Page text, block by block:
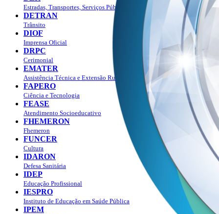
Estradas, Transportes, Serviços Públicos
DETRAN
Trânsito
DIOF
Imprensa Oficial
DRPC
Cerimonial
EMATER
Assistência Técnica e Extensão Rural
FAPERO
Ciência e Tecnologia
FEASE
Atendimento Socioeducativo
FHEMERON
Fhemeron
FUNCER
Cultura
IDARON
Defesa Sanitária
IDEP
Educação Profissional
IESPRO
Instituto de Educação em Saúde Pública
IPEM